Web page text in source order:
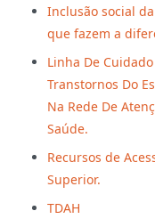
Inclusão social
que fazem a
Linha De
Transtornos Do
Na Rede De
Saúde.
Recursos de
Superior.
TDAH